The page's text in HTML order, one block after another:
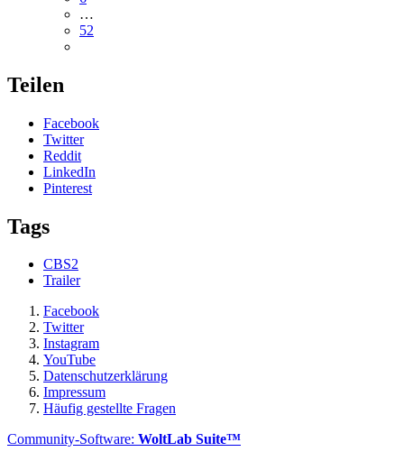
…
52
Teilen
Facebook
Twitter
Reddit
LinkedIn
Pinterest
Tags
CBS2
Trailer
Facebook
Twitter
Instagram
YouTube
Datenschutzerklärung
Impressum
Häufig gestellte Fragen
Community-Software: WoltLab Suite™